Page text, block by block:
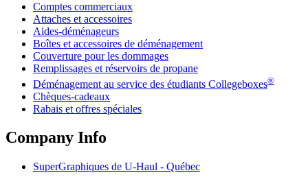
Comptes commerciaux
Attaches et accessoires
Aides-déménageurs
Boîtes et accessoires de déménagement
Couverture pour les dommages
Remplissages et réservoirs de propane
Déménagement au service des étudiants Collegeboxes®
Chèques-cadeaux
Rabais et offres spéciales
Company Info
SuperGraphiques de U-Haul - Québec